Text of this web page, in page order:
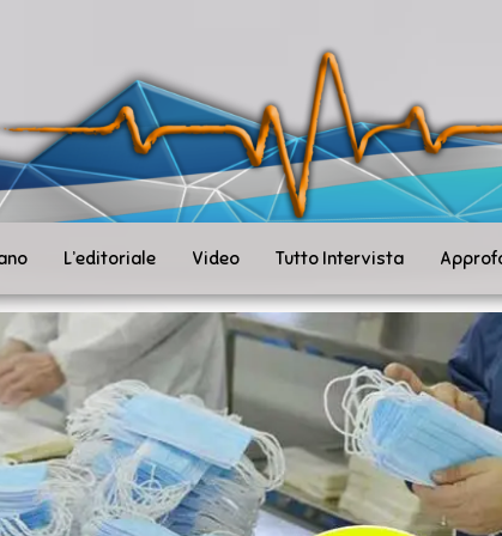
L’editoriale Video Tutto Intervista